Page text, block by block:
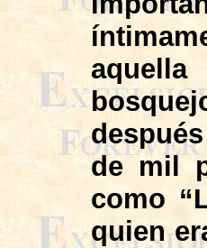
de mil
como
quien